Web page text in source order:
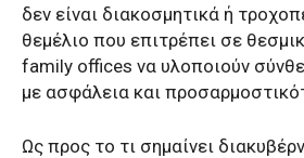
δεν είναι διακοσμητικά ή
θεμέλιο που επιτρέπει σε
family offices να υλοποιούν
με ασφάλεια και
Ως προς το τι σημαίνει